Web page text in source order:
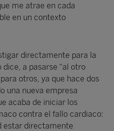
me atrae en cada
en un contexto
directamente para la
a pasarse “al otro
otros, ya que hace dos
una nueva empresa
acaba de iniciar los
contra el fallo cardiaco:
estar directamente